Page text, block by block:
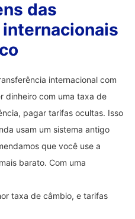
das
internacional com
dinheiro com uma taxa de
pagar tarifas ocultas. Isso
usam um sistema antigo
que você use a
barato. Com uma
taxa de câmbio, e tarifas